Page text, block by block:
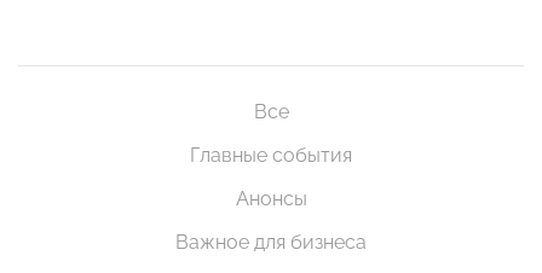
Все
Главные события
Анонсы
Важное для бизнеса